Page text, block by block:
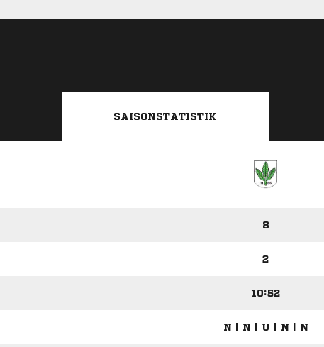
SAISONSTATISTIK
8
2
10:52
N | N | U | N | N